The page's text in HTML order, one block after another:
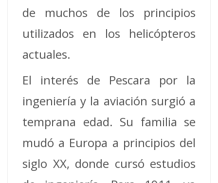
de muchos de los principios
utilizados en los helicópteros
actuales.
El interés de Pescara por la
ingeniería y la aviación surgió a
temprana edad. Su familia se
mudó a Europa a principios del
siglo XX, donde cursó estudios